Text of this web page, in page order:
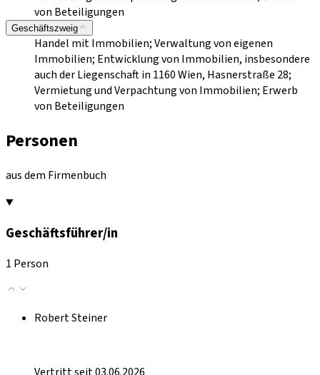
von Beteiligungen
Geschäftszweig
Handel mit Immobilien; Verwaltung von eigenen
Immobilien; Entwicklung von Immobilien, insbesondere
auch der Liegenschaft in 1160 Wien, Hasnerstraße 28;
Vermietung und Verpachtung von Immobilien; Erwerb
von Beteiligungen
Personen
aus dem Firmenbuch
Geschäftsführer/in
1 Person
Robert Steiner